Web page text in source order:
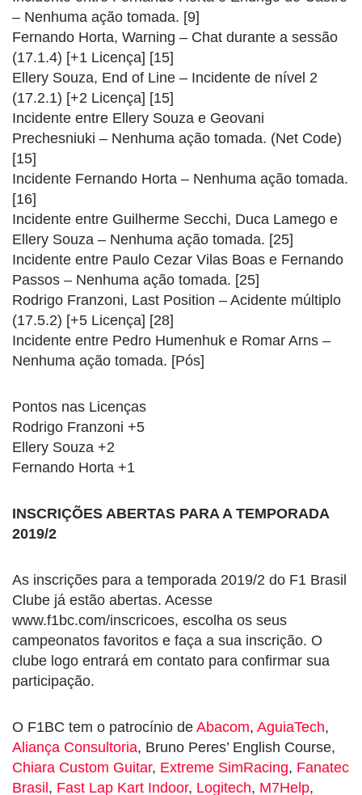
– Nenhuma ação tomada. [9]
Fernando Horta, Warning – Chat durante a sessão
(17.1.4) [+1 Licença] [15]
Ellery Souza, End of Line – Incidente de nível 2
(17.2.1) [+2 Licença] [15]
Incidente entre Ellery Souza e Geovani
Prechesniuki – Nenhuma ação tomada. (Net Code)
[15]
Incidente Fernando Horta – Nenhuma ação tomada.
[16]
Incidente entre Guilherme Secchi, Duca Lamego e
Ellery Souza – Nenhuma ação tomada. [25]
Incidente entre Paulo Cezar Vilas Boas e Fernando
Passos – Nenhuma ação tomada. [25]
Rodrigo Franzoni, Last Position – Acidente múltiplo
(17.5.2) [+5 Licença] [28]
Incidente entre Pedro Humenhuk e Romar Arns –
Nenhuma ação tomada. [Pós]
Pontos nas Licenças
Rodrigo Franzoni +5
Ellery Souza +2
Fernando Horta +1
INSCRIÇÕES ABERTAS PARA A TEMPORADA
2019/2
As inscrições para a temporada 2019/2 do F1 Brasil
Clube já estão abertas. Acesse
www.f1bc.com/inscricoes, escolha os seus
campeonatos favoritos e faça a sua inscrição. O
clube logo entrará em contato para confirmar sua
participação.
O F1BC tem o patrocínio de Abacom, AguiaTech,
Aliança Consultoria, Bruno Peres’ English Course,
Chiara Custom Guitar, Extreme SimRacing, Fanatec
Brasil, Fast Lap Kart Indoor, Logitech, M7Help,